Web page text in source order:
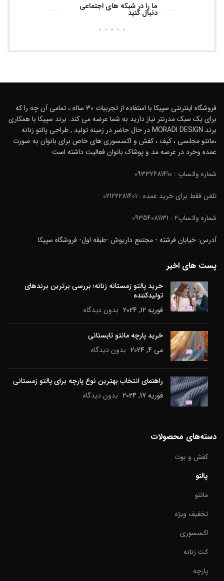
ما را در شبکه های اجتماعی
دنبال کنید
فروشگاه اینترنتی سپیکا با استفاده از تجربیات 30 ساله ، تمامی آن چه را که
برای یک سبک مدرنتر نیاز دارید به شما عرضه می کند. برند سپیکا با همکاری
برند MORADI DESIGN در حال حاضر در زمینه تولید , طراحی پالتو زنانه
،مانتو مجلسی ، کیف ، کفش و اکسسوری های خاص برای بانوان به صورت
عمده وخرد در عرصه مد و پوشاک بانوان فعالیت داشته است
شماره واتساپ : 09332681410
تلفن فقط برای خرید عمده : 02122281401
شماره واتساپ2 : 09354081131
آدرس: خیابان فرشته - مجتمع داریوش -طبقه اول- فروشگاه سپیکا
پست های اخیر
خرید پالتو زمستانه زنانه؛ بررسی برترین برندهای
تولیدکننده
فوریه 12, 2024
بدون دیدگاه
خرید پارچه مانتو تابستانی
می 4, 2024
بدون دیدگاه
راهنمای انتخاب بهترین نوع پارچه برای پالتو زمستانی
فوریه 17, 2024
بدون دیدگاه
دسته‌های محصولات
کفش و بوت
پالتو
مانتو
تخفیف ویژه
اکسسوری
کت زنانه
پارچه